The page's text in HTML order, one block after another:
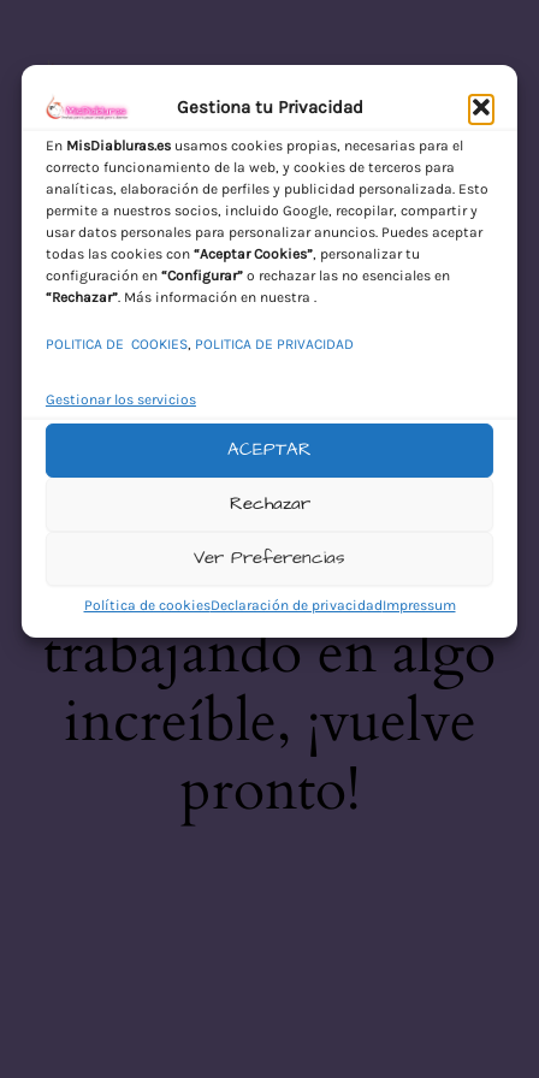
Gestiona tu Privacidad
En MisDiabluras.esusamos cookies propias, necesarias para el
correcto funcionamiento de la web, y cookies de terceros para
analíticas, elaboración de perfiles y publicidad personalizada. Esto
permite a nuestros socios, incluido Google, recopilar, compartir y
usar datos personales para personalizar anuncios. Puedes aceptar
todas las cookies con “Aceptar Cookies”, personalizar tu
configuración en “Configurar”o rechazar las no esenciales en
“Rechazar”. Más información en nuestra .
POLITICA DE COOKIES, POLITICA DE PRIVACIDAD
Gestionar los servicios
ACEPTAR
Rechazar
Ver Preferencias
Política de cookiesDeclaración de privacidadImpressum
MisDiabluras | Sexshop Online con Envío
Discreto en España
Acceder
¡Disculpa este
desastre! Estamos
trabajando en algo
increíble, ¡vuelve
pronto!